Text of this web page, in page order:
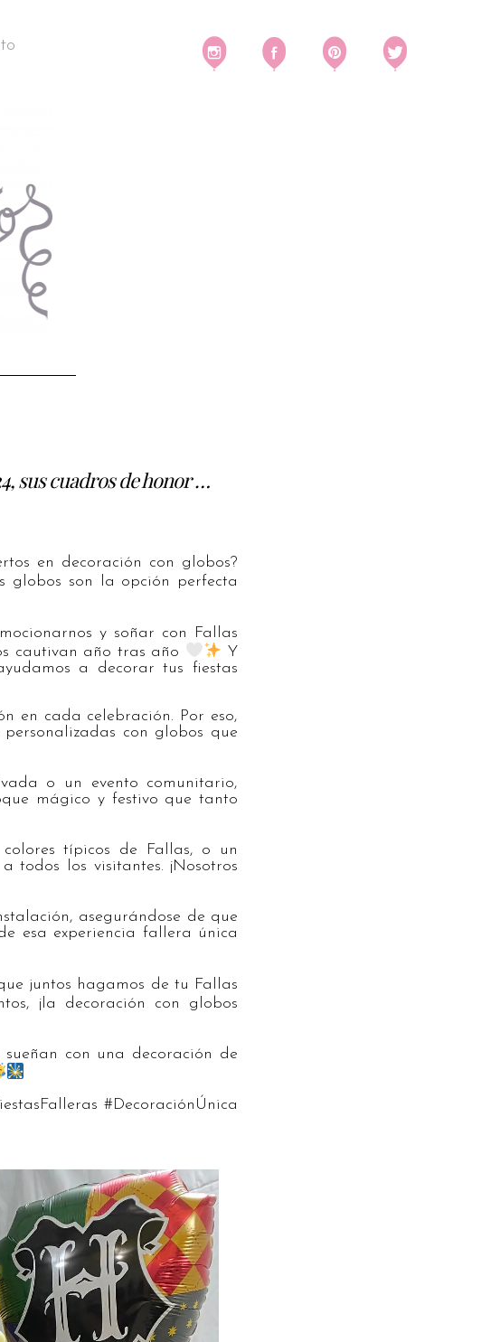
sus cuadros de honor …
en decoración con globos?
globos son la opción perfecta
y soñar con Fallas
cautivan año tras año
Y
a decorar tus fiestas
en cada celebración. Por eso,
con globos que
o un evento comunitario,
mágico y festivo que tanto
típicos de Fallas, o un
todos los visitantes. ¡Nosotros
asegurándose de que
esa experiencia fallera única
juntos hagamos de tu Fallas
¡la decoración con globos
con una decoración de
#DecoraciónÚnica